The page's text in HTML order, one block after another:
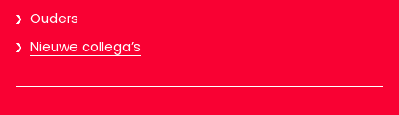
Ouders
Nieuwe collega’s